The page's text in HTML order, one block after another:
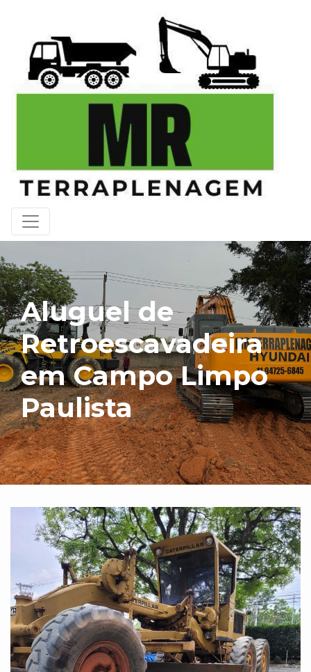
Aluguel de
Retroescavadeira
em Campo Limpo
Paulista